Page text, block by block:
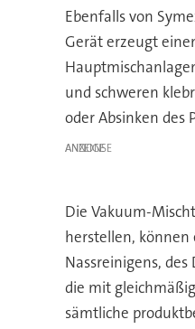
Ebenfalls von
Gerät erzeugt
und schweren
oder Absinken des
ANZEIGE
Die Vakuum-
herstellen, können
Nassreinigens,
die mit
sämtliche